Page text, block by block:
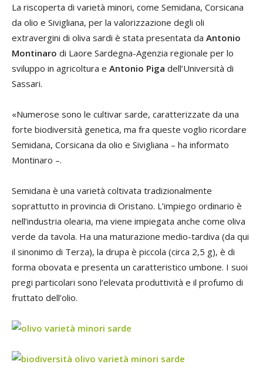
La riscoperta di varietà minori, come Semidana, Corsicana
da olio e Sivigliana, per la valorizzazione degli oli
extravergini di oliva sardi è stata presentata da Antonio
Montinaro di Laore Sardegna-Agenzia regionale per lo
sviluppo in agricoltura e Antonio Piga dell’Università di
Sassari.
«Numerose sono le cultivar sarde, caratterizzate da una
forte biodiversità genetica, ma fra queste voglio ricordare
Semidana, Corsicana da olio e Sivigliana – ha informato
Montinaro –.
Semidana è una varietà coltivata tradizionalmente
soprattutto in provincia di Oristano. L’impiego ordinario è
nell’industria olearia, ma viene impiegata anche come oliva
verde da tavola. Ha una maturazione medio-tardiva (da qui
il sinonimo di Terza), la drupa è piccola (circa 2,5 g), è di
forma obovata e presenta un caratteristico umbone. I suoi
pregi particolari sono l’elevata produttività e il profumo di
fruttato dell’olio.